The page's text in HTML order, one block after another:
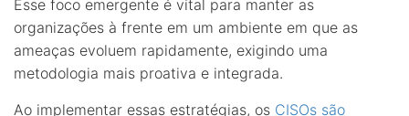
Esse foco emergente é vital para manter as
organizações à frente em um ambiente em que as
ameaças evoluem rapidamente, exigindo uma
metodologia mais proativa e integrada.
Ao implementar essas estratégias, os CISOs são